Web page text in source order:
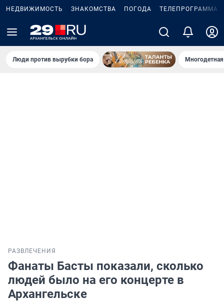
НЕДВИЖИМОСТЬ ЗНАКОМСТВА ПОГОДА ТЕЛЕПРОГРАММА
Люди против вырубки бора
РАЗВЛЕЧЕНИЯ
Фанаты Басты показали, сколько
людей было на его концерте в
Архангельске